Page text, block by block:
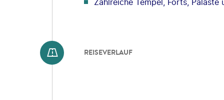
Zahlreiche Tempel, Forts, Paläste
REISEVERLAUF